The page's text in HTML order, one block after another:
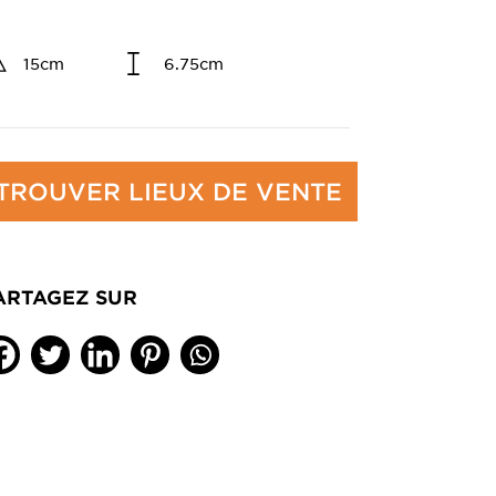
15cm 6.75cm
LIEUX DE VENTE
SUR